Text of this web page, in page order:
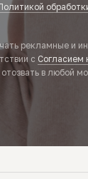
рекламные и
с Согласием
в любой